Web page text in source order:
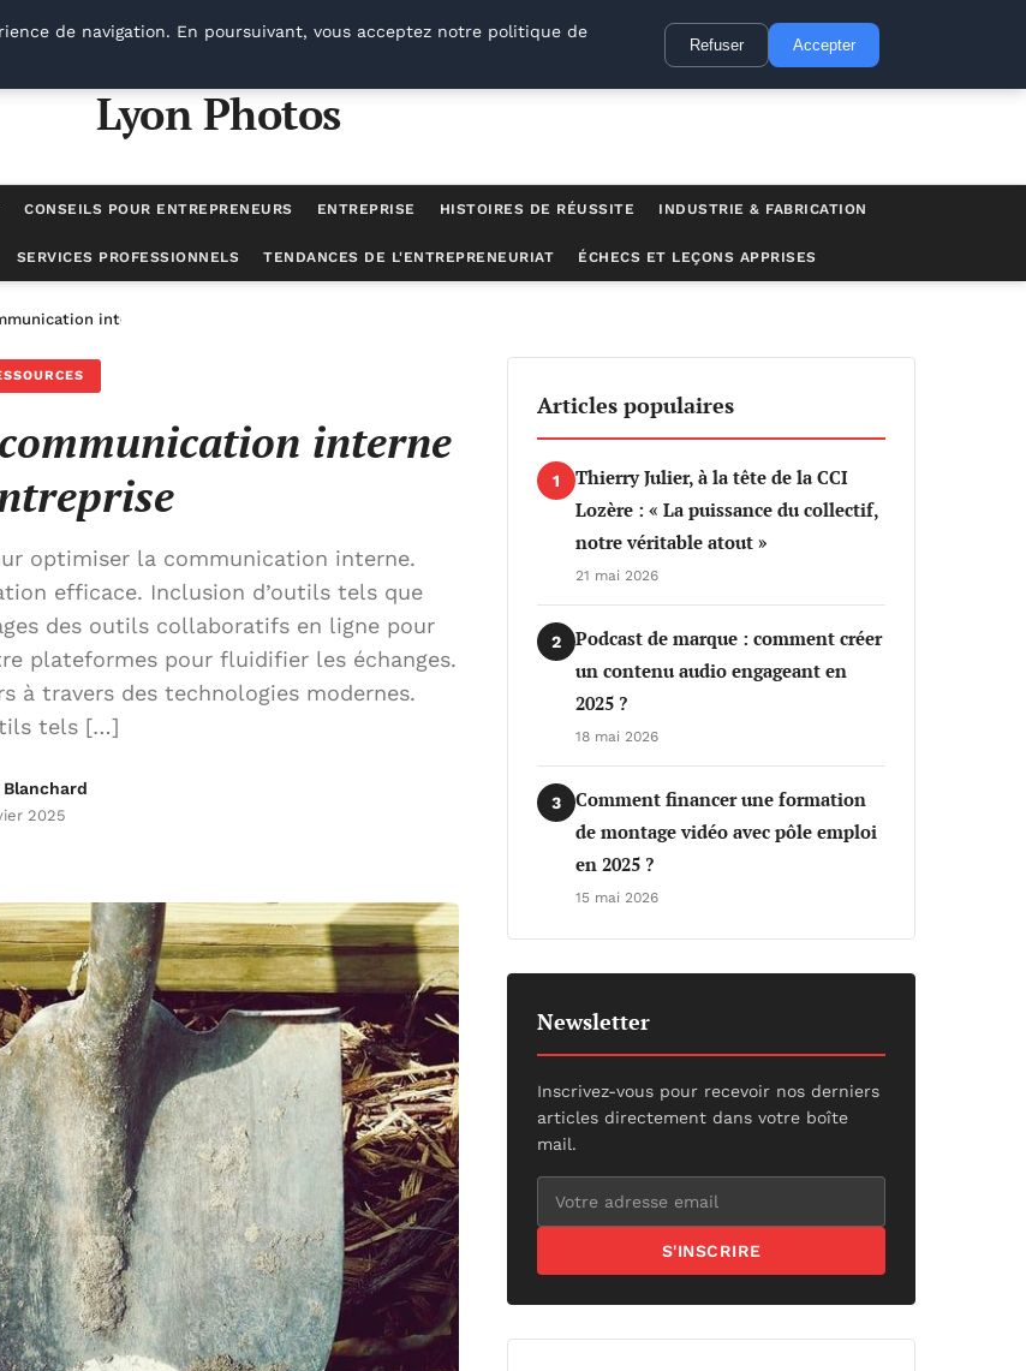
Lyon Photos
CONSEILS POUR ENTREPRENEURS ENTREPRISE HISTOIRES DE RÉUSSITE INDUSTRIE & FABRICATION
SERVICES PROFESSIONNELS TENDANCES DE L'ENTREPRENEURIAT ÉCHECS ET LEÇONS APPRISES
interne de votre entreprise
interne
optimiser la communication interne.
efficace. Inclusion d’outils tels que
des outils collaboratifs en ligne pour
plateformes pour fluidifier les échanges.
à travers des technologies modernes.
tels […]
Blanchard
2025
Articles populaires
1
Thierry Julier, à la tête de la CCI
Lozère : « La puissance du collectif,
notre véritable atout »
21 mai 2026
2
Podcast de marque : comment créer
un contenu audio engageant en
2025 ?
18 mai 2026
3
Comment financer une formation
de montage vidéo avec pôle emploi
en 2025 ?
15 mai 2026
Newsletter
Inscrivez-vous pour recevoir nos derniers
articles directement dans votre boîte
mail.
S'INSCRIRE
de navigation. En poursuivant, vous acceptez notre politique de
Refuser Accepter